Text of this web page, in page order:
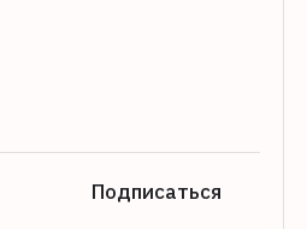
Подписаться